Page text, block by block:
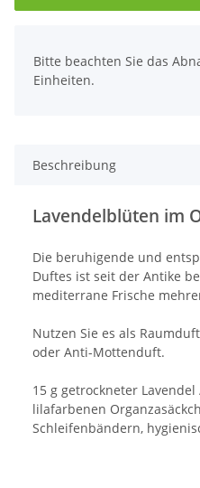
Bitte beachten Sie das
Einheiten.
Beschreibung
Lavendelblüten im
Die beruhigende und
Duftes ist seit der Antike
mediterrane Frische
Nutzen Sie es als
oder Anti-Mottenduft.
15 g getrockneter
lilafarbenen
Schleifenbändern,